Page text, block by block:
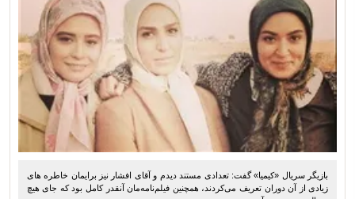
بازیگر سریال «کیمیا» گفت: تعدادی مستند دیدم و آقای افشار نیز برایمان خاطره های
زیادی از آن دوران تعریف می‌کردند، همچنین فیلم‌نامه‌مان آنقدر کامل بود که جای هیچ